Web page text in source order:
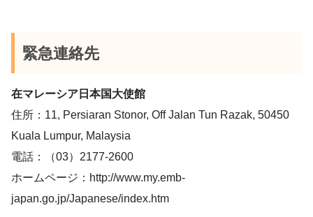
緊急連絡先
在マレーシア日本国大使館
住所：11, Persiaran Stonor, Off Jalan Tun Razak, 50450
Kuala Lumpur, Malaysia
電話：（03）2177-2600
ホームページ：http://www.my.emb-
japan.go.jp/Japanese/index.htm